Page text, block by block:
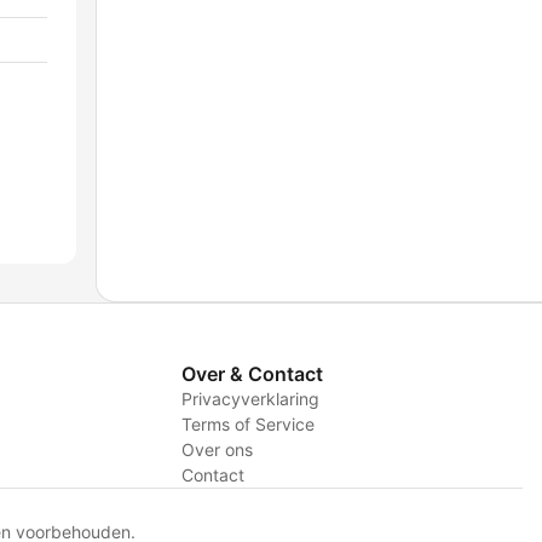
Over & Contact
Privacyverklaring
Terms of Service
Over ons
Contact
voorbehouden.